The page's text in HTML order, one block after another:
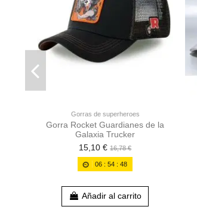
Gorras de superheroes
Gorra Rocket Guardianes de la
Galaxia Trucker
15,10 € 16,78 €
06 :54 :47
Añadir al carrito